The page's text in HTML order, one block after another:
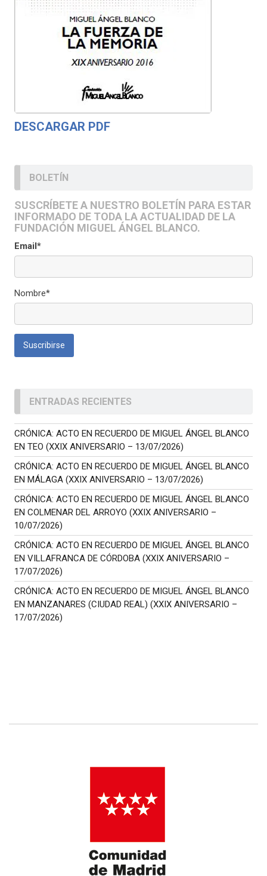
DESCARGAR PDF
BOLETÍN
SUSCRÍBETE A NUESTRO BOLETÍN PARA ESTAR
INFORMADO DE TODA LA ACTUALIDAD DE LA
FUNDACIÓN MIGUEL ÁNGEL BLANCO.
Email*
Nombre*
ENTRADAS RECIENTES
CRÓNICA: ACTO EN RECUERDO DE MIGUEL ÁNGEL BLANCO
EN TEO (XXIX ANIVERSARIO – 13/07/2026)
CRÓNICA: ACTO EN RECUERDO DE MIGUEL ÁNGEL BLANCO
EN MÁLAGA (XXIX ANIVERSARIO – 13/07/2026)
CRÓNICA: ACTO EN RECUERDO DE MIGUEL ÁNGEL BLANCO
EN COLMENAR DEL ARROYO (XXIX ANIVERSARIO –
10/07/2026)
CRÓNICA: ACTO EN RECUERDO DE MIGUEL ÁNGEL BLANCO
EN VILLAFRANCA DE CÓRDOBA (XXIX ANIVERSARIO –
17/07/2026)
CRÓNICA: ACTO EN RECUERDO DE MIGUEL ÁNGEL BLANCO
EN MANZANARES (CIUDAD REAL) (XXIX ANIVERSARIO –
17/07/2026)